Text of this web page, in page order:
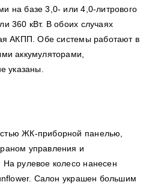
на базе 3,0- или 4,0-литрового
360 кВт. В обоих случаях
АКПП. Обе системы работают в
аккумуляторами,
указаны.
ЖК-приборной панелью,
управления и
рулевое колесо нанесен
Салон украшен большим